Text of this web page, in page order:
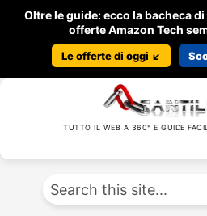
Oltre le guide: ecco la bacheca
offerte Amazon Tech
Le offerte di oggi ↙️
TUTTO IL WEB A 360° E GUIDE